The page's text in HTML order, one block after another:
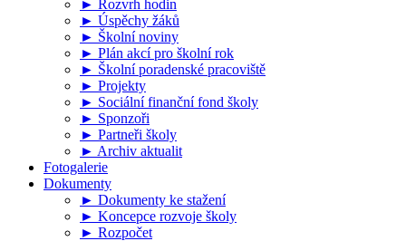
► Rozvrh hodin
► Úspěchy žáků
► Školní noviny
► Plán akcí pro školní rok
► Školní poradenské pracoviště
► Projekty
► Sociální finanční fond školy
► Sponzoři
► Partneři školy
► Archiv aktualit
Fotogalerie
Dokumenty
► Dokumenty ke stažení
► Koncepce rozvoje školy
► Rozpočet